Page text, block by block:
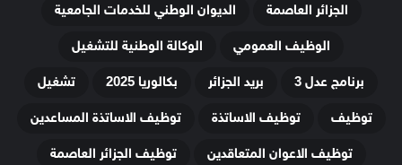
الجزائر العاصمة
الديوان الوطني للخدمات الجامعية
الوظيف العمومي
الوكالة الوطنية للتشغيل
برنامج عدل 3
بريد الجزائر بكالوريا 2025
تشغيل
توظيف
توظيف الاساتذة
توظيف الاساتذة المساعدين
توظيف الاعوان المتعاقدين
توظيف الجزائر العاصمة